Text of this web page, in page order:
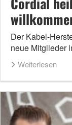
Der Kabel-
neue Mitglieder
Weiterlesen